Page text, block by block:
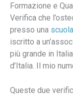
Formazione e
Verifica che
presso una
iscritto a
più grande in
d’Italia. Il mio
Queste due